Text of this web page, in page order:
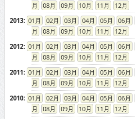
08
09 10 11
12
2013: 01 02 03 04 05 06
08
09 10 11
12
2012: 01 02 03 04 05 06
08
09 10 11
12
2011: 01 02 03 04 05 06
08
09 10 11
12
2010: 01 02 03 04 05 06
08
09 10 11
12